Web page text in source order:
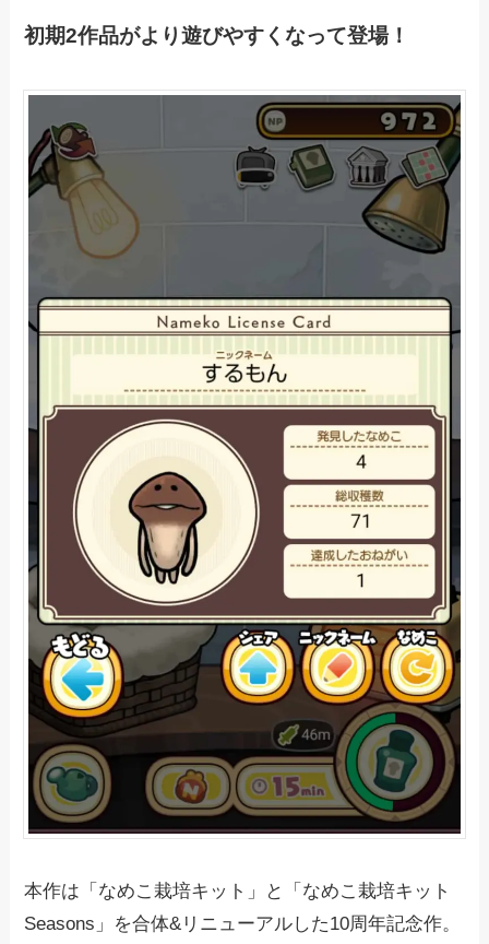
初期2作品がより遊びやすくなって登場！
本作は「なめこ栽培キット」と「なめこ栽培キット
Seasons」を合体&リニューアルした10周年記念作。